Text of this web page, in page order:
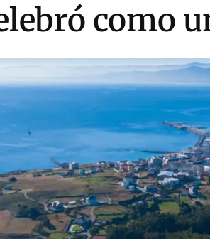
como